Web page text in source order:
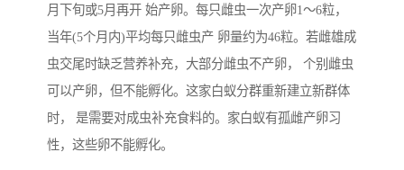
月下旬或5月再开 始产卵。每只雌虫一次产卵1～6粒，
当年(5个月内)平均每只雌虫产 卵量约为46粒。若雌雄成
虫交尾时缺乏营养补充，大部分雌虫不产卵， 个别雌虫
可以产卵，但不能孵化。这家白蚁分群重新建立新群体
时， 是需要对成虫补充食料的。家白蚁有孤雌产卵习
性，这些卵不能孵化。